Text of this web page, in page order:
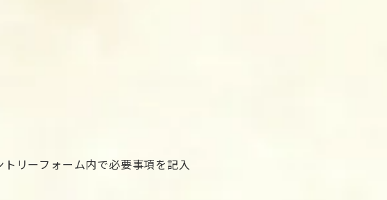
リーフォーム内で必要事項を記入